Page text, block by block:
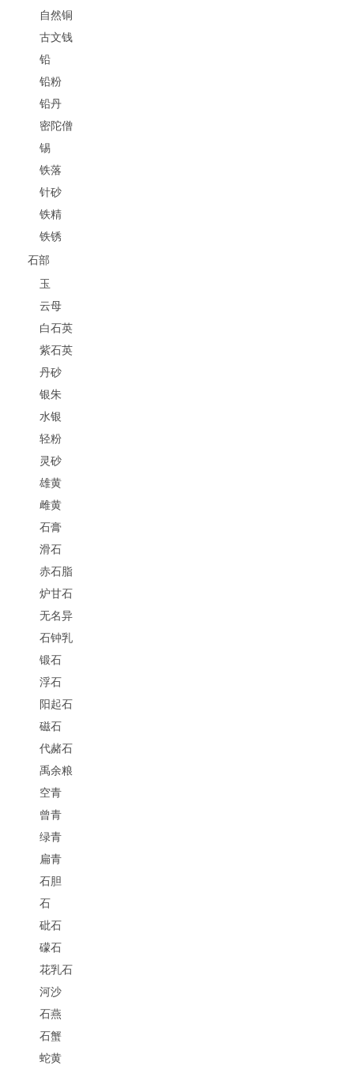
自然铜
古文钱
铅
铅粉
铅丹
密陀僧
锡
铁落
针砂
铁精
铁锈
石部
玉
云母
白石英
紫石英
丹砂
银朱
水银
轻粉
灵砂
雄黄
雌黄
石膏
滑石
赤石脂
炉甘石
无名异
石钟乳
锻石
浮石
阳起石
磁石
代赭石
禹余粮
空青
曾青
绿青
扁青
石胆
石
砒石
礞石
花乳石
河沙
石燕
石蟹
蛇黄